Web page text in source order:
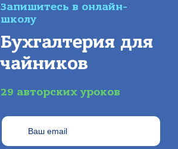
Запишитесь в онлайн-
школу
Бухгалтерия для
чайников
29 авторских уроков